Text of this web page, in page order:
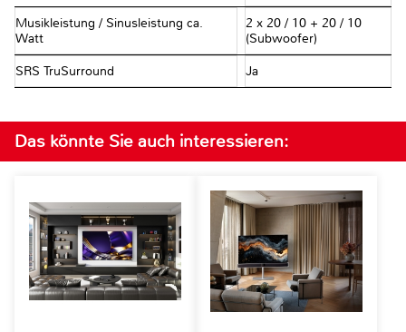
Musikleistung / Sinusleistung ca.
Watt
2 x 20 / 10 + 20 / 10
(Subwoofer)
SRS TruSurround Ja
Das könnte Sie auch interessieren: